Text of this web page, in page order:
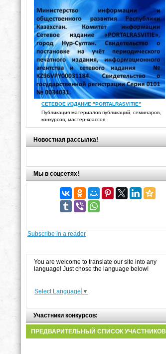
СЕТЕВОЕ ИЗДАНИЕ "PORTALRASVITIE"
Публикация материалов публикаций, семинаров,
конкурсов, мастер-классов
Новостная рассылка!
Мы в соцсетях!
Subscribe in a reader
You are welcome to translate our site into any
language! Just chose the language below!
Select Language ▼
Участники конкурсов:
ПРЕДВАРИТЕЛЬНЫЙ СПИСОК УЧАСТНИКОВ